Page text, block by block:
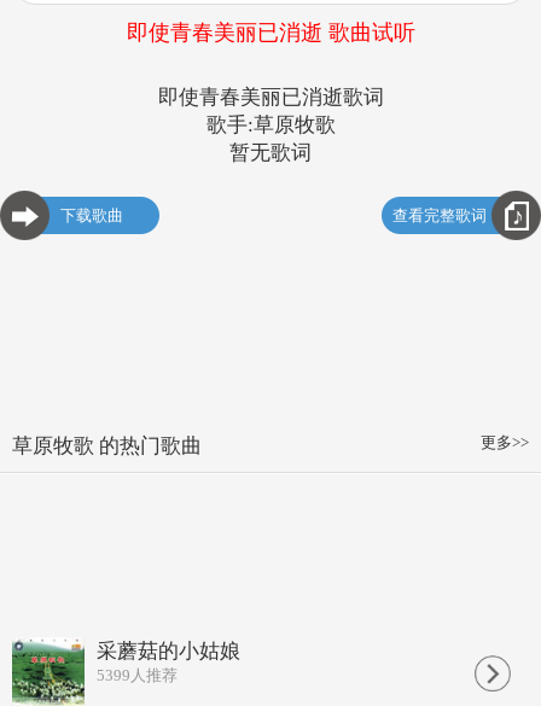
即使青春美丽已消逝 歌曲试听
即使青春美丽已消逝歌词
歌手:草原牧歌
暂无歌词
下载歌曲 查看完整歌词
更多>>
草原牧歌 的热门歌曲
采蘑菇的小姑娘
5399 人推荐